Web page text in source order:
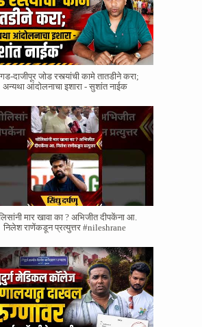
दाजीपूर जोड रस्त्यांची कामे तातडीने करा;
अन्यथा आंदोलनाचा इशारा - सुशांत नाईक
मार खावा का ? अभिजीत दीपकेंना आ.
निलेश राणेंकडून प्रत्युत्तर #nileshrane